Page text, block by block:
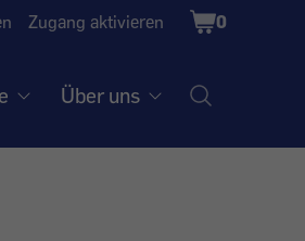
Zugang aktivieren
Shopping
Cart
0
Über uns